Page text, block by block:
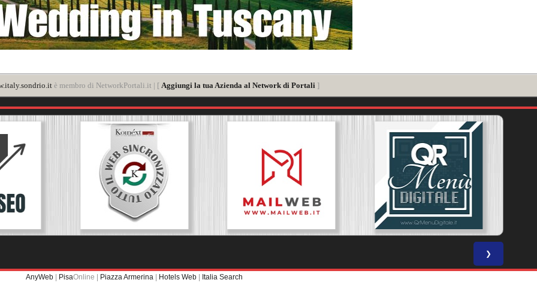
è membro di NetworkPortali.it | [ Aggiungi la tua Azienda al Network di Portali ]
❯
AnyWeb | PisaOnline | Piazza Armerina | Hotels Web | Italia Search